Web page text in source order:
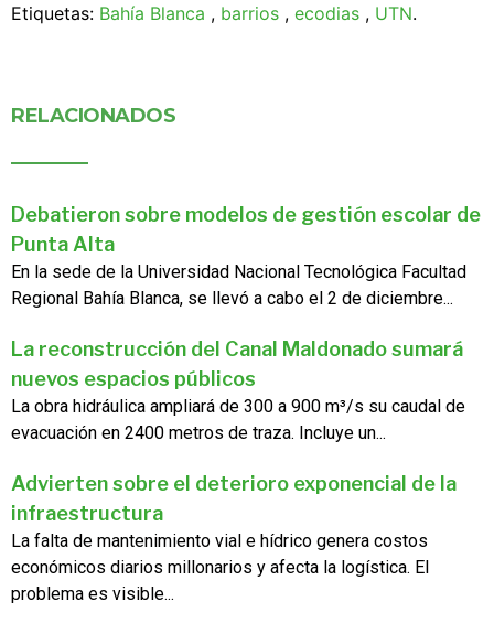
Etiquetas: Bahía Blanca , barrios , ecodias , UTN.
RELACIONADOS
Debatieron sobre modelos de gestión escolar de
Punta Alta
En la sede de la Universidad Nacional Tecnológica Facultad
Regional Bahía Blanca, se llevó a cabo el 2 de diciembre...
La reconstrucción del Canal Maldonado sumará
nuevos espacios públicos
La obra hidráulica ampliará de 300 a 900 m³/s su caudal de
evacuación en 2400 metros de traza. Incluye un...
Advierten sobre el deterioro exponencial de la
infraestructura
La falta de mantenimiento vial e hídrico genera costos
económicos diarios millonarios y afecta la logística. El
problema es visible...